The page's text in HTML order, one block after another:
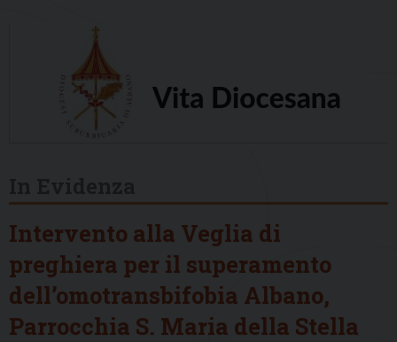
Intervento alla Veglia di
preghiera per il superamento
dell’omotransbifobia Albano,
Parrocchia S. Maria della Stella